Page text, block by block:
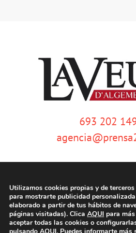
693 202
© Copyright 2020 | La Veu d'Algemesí | Tots
legal |Política de privacidad|Política de
Utilizamos cookies propias y de
para mostrarte publicidad
elaborado a partir de tus hábitos de
páginas visitadas). Clica AQUI para
aceptar todas las cookies o